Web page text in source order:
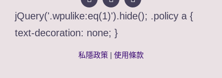
jQuery('.wpulike:eq(1)').hide(); .policy a {
text-decoration: none; }
私隱政策 | 使用條款